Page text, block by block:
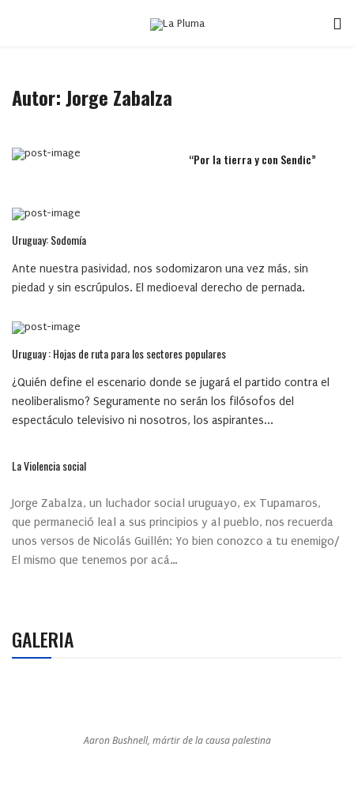
Autor: Jorge Zabalza
“Por la tierra y con Sendic”
Uruguay: Sodomía
Ante nuestra pasividad, nos sodomizaron una vez más, sin
piedad y sin escrúpulos. El medioeval derecho de pernada.
Uruguay : Hojas de ruta para los sectores populares
¿Quién define el escenario donde se jugará el partido contra el
neoliberalismo? Seguramente no serán los filósofos del
espectáculo televisivo ni nosotros, los aspirantes...
La Violencia social
Jorge Zabalza, un luchador social uruguayo, ex Tupamaros,
que permaneció leal a sus principios y al pueblo, nos recuerda
unos versos de Nicolás Guillén: Yo bien conozco a tu enemigo/
El mismo que tenemos por acá…
GALERIA
Aaron Bushnell, mártir de la causa palestina